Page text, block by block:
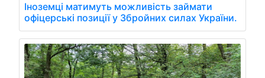
Іноземці матимуть можливість займати
офіцерські позиції у Збройних силах України.